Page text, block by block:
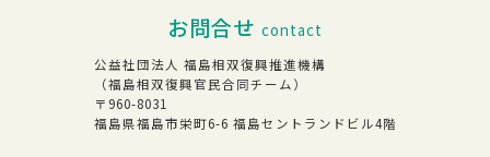
お問合せ contact
公益社団法人 福島相双復興推進機構
（福島相双復興官民合同チーム）
〒960-8031
福島県福島市栄町6-6 福島セントランドビル4階